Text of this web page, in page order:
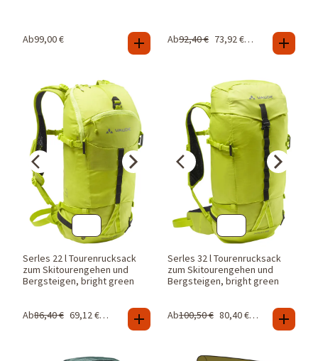
Ab99,00€ Ab92,40€ 73,92 € %
Serles 22 l Tourenrucksack
zum Skitourengehen und
Bergsteigen, bright green
Ab86,40€ 69,12€ %
Serles 32 l Tourenrucksack
zum Skitourengehen und
Bergsteigen, bright green
Ab100,50€ 80,40€ %